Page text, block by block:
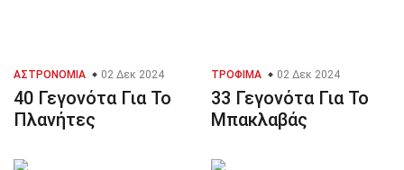
ΑΣΤΡΟΝΟΜΊΑ 02 Δεκ 2024
40 Γεγονότα Για Το
Πλανήτες
ΤΡΌΦΙΜΑ 02 Δεκ 2024
33 Γεγονότα Για Το
Μπακλαβάς